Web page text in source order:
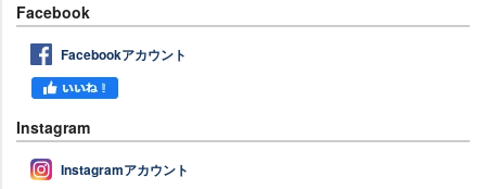
Facebook
Facebookアカウント
Instagram
Instagramアカウント